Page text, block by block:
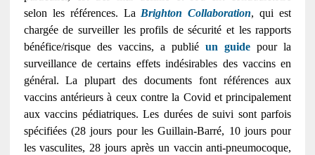
selon les références. La Brighton Collaboration, qui est
chargée de surveiller les profils de sécurité et les rapports
bénéfice/risque des vaccins, a publiéun guide pour la
surveillance de certains effets indésirables des vaccins en
général. La plupart des documents font références aux
vaccins antérieurs à ceux contre la Covid et principalement
aux vaccins pédiatriques. Les durées de suivi sont parfois
spécifiées (28 jours pour les Guillain-Barré, 10 jours pour
les vasculites, 28 jours après un vaccin anti-pneumocoque,